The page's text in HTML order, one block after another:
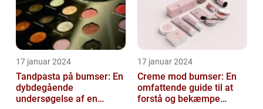
17 januar 2024
Tandpasta på bumser: En
dybdegående
undersøgelse af en
17 januar 2024
Creme mod bumser: En
omfattende guide til at
forstå og bekæmpe